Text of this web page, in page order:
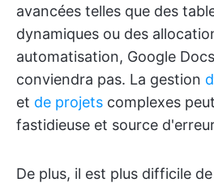
avancées telles que des
dynamiques ou des
automatisation, Google
conviendra pas. La gestion
et de projets complexes
fastidieuse et source
De plus, il est plus difficile